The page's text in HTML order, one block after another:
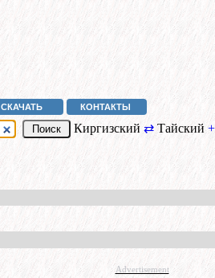
СКАЧАТЬ КОНТАКТЫ
Киргизский⇄ Тайский+
Advertisement